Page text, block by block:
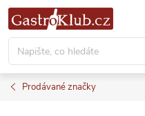
Přejít
na
obsah
Prodávané značky